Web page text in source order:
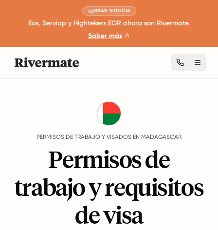
GRAN NOTICIA
Eos, Serviap y Hightekers EOR ahora son Rivermate.
Saber más
PERMISOS DE TRABAJO Y VISADOS EN MADAGASCAR
Permisos de
trabajo y requisitos
de visa